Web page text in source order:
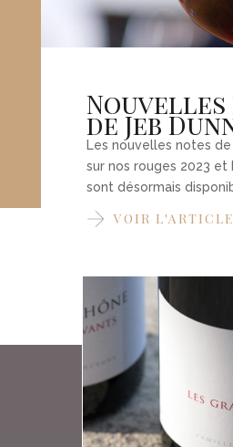
Nouvelles
de Jeb
Les nouvelles notes de
sur nos rouges 2023 et
sont désormais
VOIR L'ARTICLE